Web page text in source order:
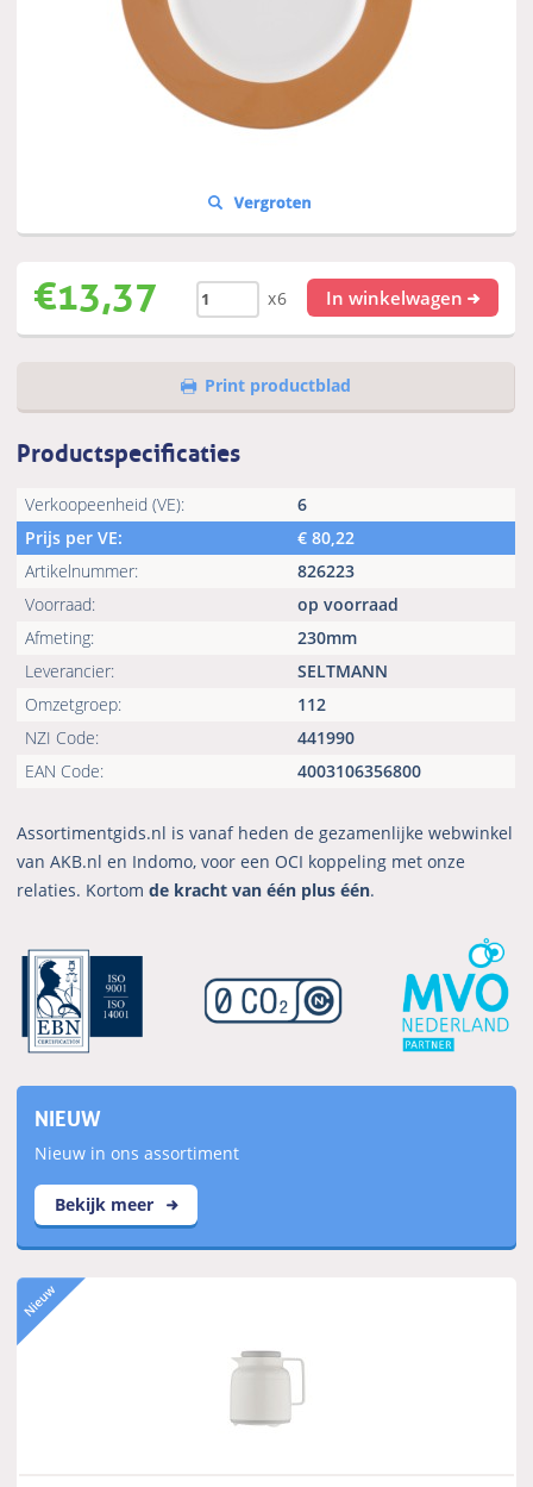
€13,37 x6 In winkelwagen
Print productblad
Productspecificaties
Verkoopeenheid (VE):
6
Prijs per VE:
€80,22
Artikelnummer:
826223
Voorraad:
op voorraad
Afmeting:
230mm
Leverancier:
SELTMANN
Omzetgroep:
112
NZI Code:
441990
EAN Code:
4003106356800
Assortimentgids.nl is vanaf heden de gezamenlijke webwinkel
van AKB.nl en Indomo, voor een OCI koppeling met onze
relaties. Kortomde kracht van één plus één.
NIEUW
Nieuw in ons assortiment
Bekijk meer